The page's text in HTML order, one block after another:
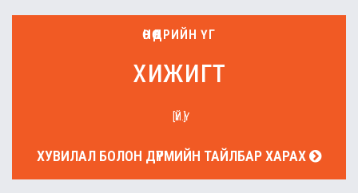
ӨНӨӨДРИЙН ҮГ
хижигт
[ҮЙ.Ү]
ХУВИЛАЛ БОЛОН ДҮРМИЙН ТАЙЛБАР ХАРАХ